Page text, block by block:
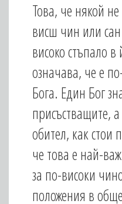
Това, че някой
висш чин или
високо стъпало
означава, че е
Бога. Един Бог
присъстващите,
обител, как стои
че това е най-
за по-високи
положения в